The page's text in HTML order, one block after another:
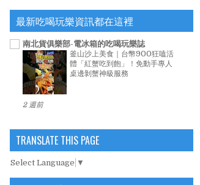
最新吃喝玩樂資訊都在這裡
南北貨俱樂部-電冰箱的吃喝玩樂誌
釜山沙上美食｜台幣900狂嗑活
體「紅蟹吃到飽」！免動手專人
桌邊剝蟹神級服務
2 週前
TRANSLATE THIS PAGE
Select Language ▼